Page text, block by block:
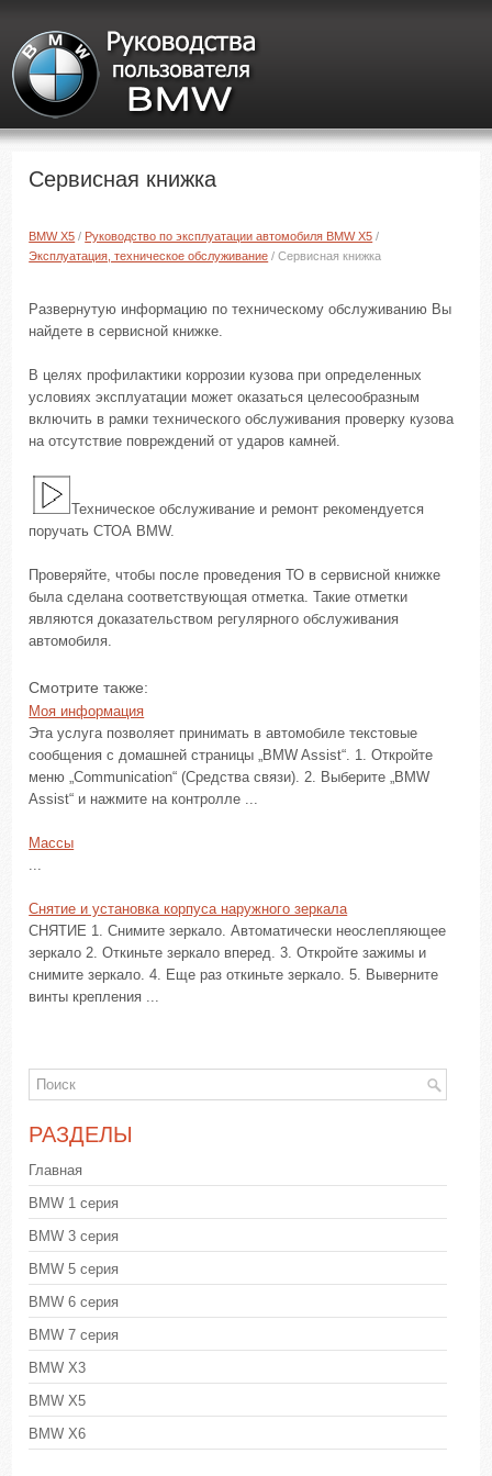
Сервисная книжка
BMW X5 / Руководство по эксплуатации автомобиля BMW X5 /
Эксплуатация, техническое обслуживание / Сервисная книжка
Развернутую информацию по техническому обслуживанию Вы
найдете в сервисной книжке.
В целях профилактики коррозии кузова при определенных
условиях эксплуатации может оказаться целесообразным
включить в рамки технического обслуживания проверку кузова
на отсутствие повреждений от ударов камней.
Техническое обслуживание и ремонт рекомендуется
поручать СТОА BMW.
Проверяйте, чтобы после проведения ТО в сервисной книжке
была сделана соответствующая отметка. Такие отметки
являются доказательством регулярного обслуживания
автомобиля.
Смотрите также:
Моя информация
Эта услуга позволяет принимать в автомобиле текстовые
сообщения с домашней страницы „BMW Assist“. 1. Откройте
меню „Communication“ (Средства связи). 2. Выберите „BMW
Assist“ и нажмите на контролле ...
Массы
...
Снятие и установка корпуса наружного зеркала
СНЯТИЕ 1. Снимите зеркало. Автоматически неослепляющее
зеркало 2. Откиньте зеркало вперед. 3. Откройте зажимы и
снимите зеркало. 4. Еще раз откиньте зеркало. 5. Выверните
винты крепления ...
РАЗДЕЛЫ
Главная
BMW 1 серия
BMW 3 серия
BMW 5 серия
BMW 6 серия
BMW 7 серия
BMW X3
BMW X5
BMW X6